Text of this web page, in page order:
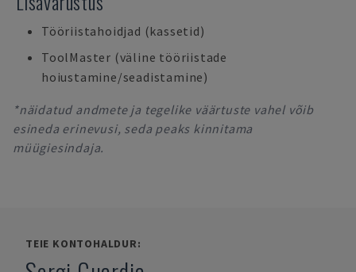
Tööriistahoidjad (kassetid)
ToolMaster (väline tööriistade
hoiustamine/seadistamine)
*näidatud andmete ja tegelike väärtuste vahel võib
esineda erinevusi, seda peaks kinnitama
müügiesindaja.
TEIE KONTOHALDUR: